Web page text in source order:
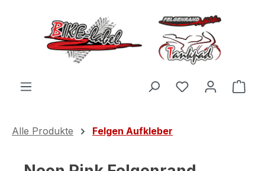
Zum Hauptinhalt springen
Du hast 0
Alle Produkte Felgen Aufkleber